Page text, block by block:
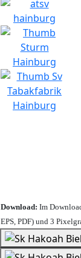
Download: Im
EPS, PDF) und 3